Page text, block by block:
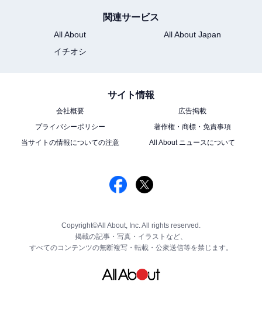
関連サービス
All About
All About Japan
イチオシ
サイト情報
会社概要
広告掲載
プライバシーポリシー
著作権・商標・免責事項
当サイトの情報についての注意
All About ニュースについて
Copyright©All About, Inc. All rights reserved.
掲載の記事・写真・イラストなど、
すべてのコンテンツの無断複写・転載・公衆送信等を禁じます。